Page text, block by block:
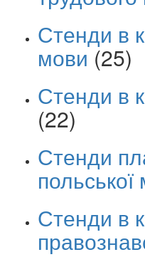
Стенди в
мови (25)
Стенди в
(22)
Стенди
Стенди в